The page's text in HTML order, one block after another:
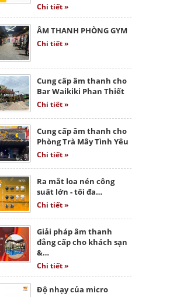
Chi tiết »
ÂM THANH PHÒNG GYM
Chi tiết »
Cung cấp âm thanh cho
Bar Waikiki Phan Thiết
Chi tiết »
Cung cấp âm thanh cho
Phòng Trà Mây Tình Yêu
Chi tiết »
Ra mắt loa nén công
suất lớn - tối đa…
Chi tiết »
Giải pháp âm thanh
đẳng cấp cho khách sạn
&…
Chi tiết »
Độ nhạy của micro